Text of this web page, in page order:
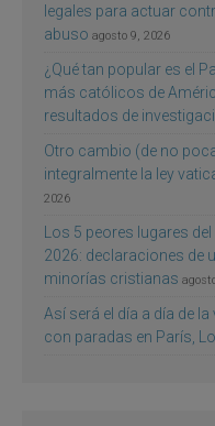
legales para actuar
abuso agosto 9, 2026
¿Qué tan popular es el
más católicos de
resultados de
Otro cambio (de no
integralmente la ley
2026
Los 5 peores lugares
2026: declaraciones de
minorías cristianas
Así será el día a día de
con paradas en París,